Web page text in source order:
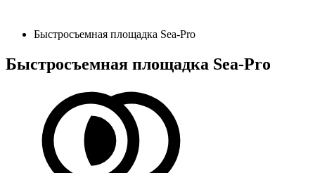
Быстросъемная площадка Sea-Pro
Быстросъемная площадка Sea-Pro